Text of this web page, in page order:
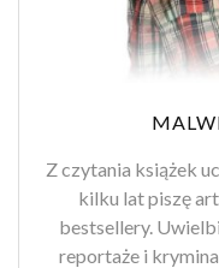
Z czytania książek
kilku lat piszę
bestsellery.
reportaże i